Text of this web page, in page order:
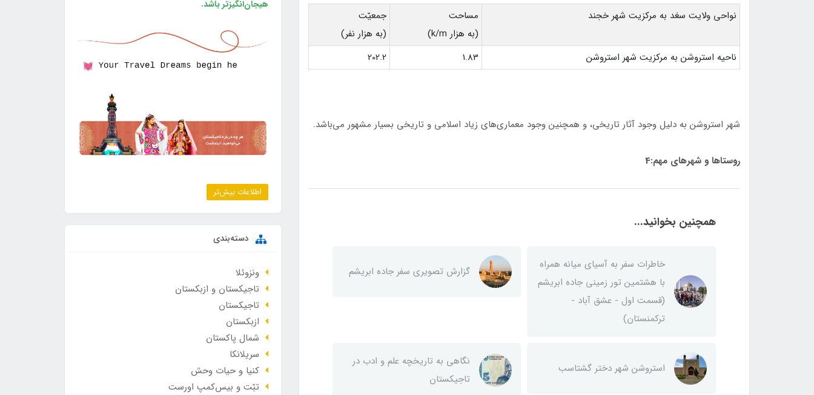
نواحي ولايت سغد به مركزيت شهر خجند
مساحت
(به هزار k/m)
جمعيّت
(به هزار نفر)
ناحيه استروشن به مركزيت شهر استروشن
1.83
202.2
شهر استروشن به دليل وجود آثار تاريخی، و همچنين وجود معماری‌های زياد اسلامی و تاريخی بسيار مشهور می‌باشد.
روستاها و شهرهای مهم:4
همچنین بخوانید...
خاطرات سفر به آسیای میانه همراه
با هشتمین تور زمینی جاده ابریشم
(قسمت اول - عشق آباد -
ترکمنستان)
گزارش تصویری سفر جاده ابریشم
استروشن شهر دختر گشتاسب
نگاهی به تاریخچه علم و ادب در
تاجیکستان
هیجان‌انگیزتر باشد.
اطلاعات بیش‌تر
دسته‌بندی
ونزوئلا
تاجیکستان و ازبکستان
تاجیکستان
ازبکستان
شمال پاکستان
سریلانکا
کنیا و حیات وحش
تبّت و بیس‌کمپ اورست